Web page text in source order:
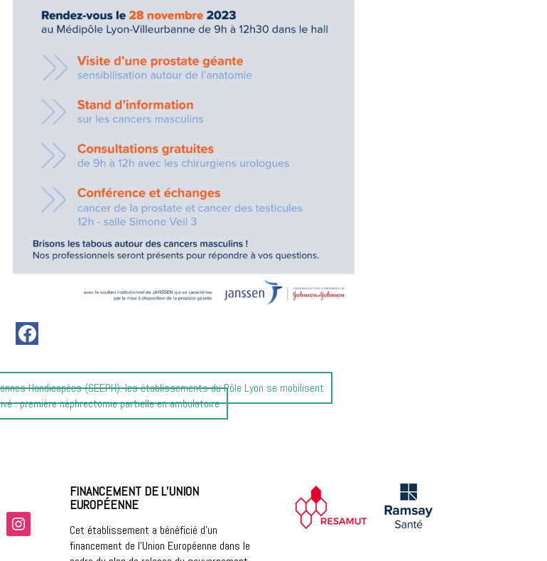
Handicapées (SEEPH): les établissements du Pôle Lyon se mobilisent
: première néphrectomie partielle en ambulatoire
instagram
FINANCEMENT DE L’UNION
EUROPÉENNE
Cet établissement a bénéficié d’un
financement de l’Union Européenne dans le